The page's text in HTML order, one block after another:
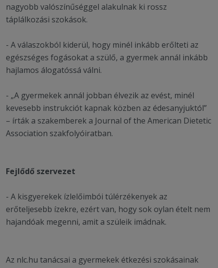
nagyobb valószínűséggel alakulnak ki rossz
táplálkozási szokások.
- A válaszokból kiderül, hogy minél inkább erőlteti az
egészséges fogásokat a szülő, a gyermek annál inkább
hajlamos álogatóssá válni.
- „A gyermekek annál jobban élvezik az evést, minél
kevesebb instrukciót kapnak közben az édesanyjuktól”
– írták a szakemberek a Journal of the American Dietetic
Association szakfolyóiratban.
Fejlődő szervezet
- A kisgyerekek ízlelőimbói túlérzékenyek az
erőteljesebb ízekre, ezért van, hogy sok oylan ételt nem
hajandóak megenni, amit a szüleik imádnak.
Az nlc.hu tanácsai a gyermekek étkezési szokásainak